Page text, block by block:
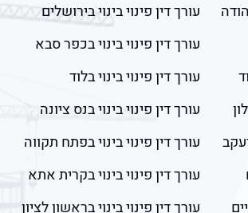
עורך דין פינוי בינוי בירושלים
עורך דין פינוי בינוי בכפר סבא
עורך דין פינוי בינוי בלוד
עורך דין פינוי בינוי בנס ציונה
עורך דין פינוי בינוי בפתח תקווה
עורך דין פינוי בינוי בקרית אתא
עורך דין פינוי בינוי בראשון לציון